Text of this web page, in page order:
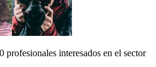
profesionales interesados en el sector